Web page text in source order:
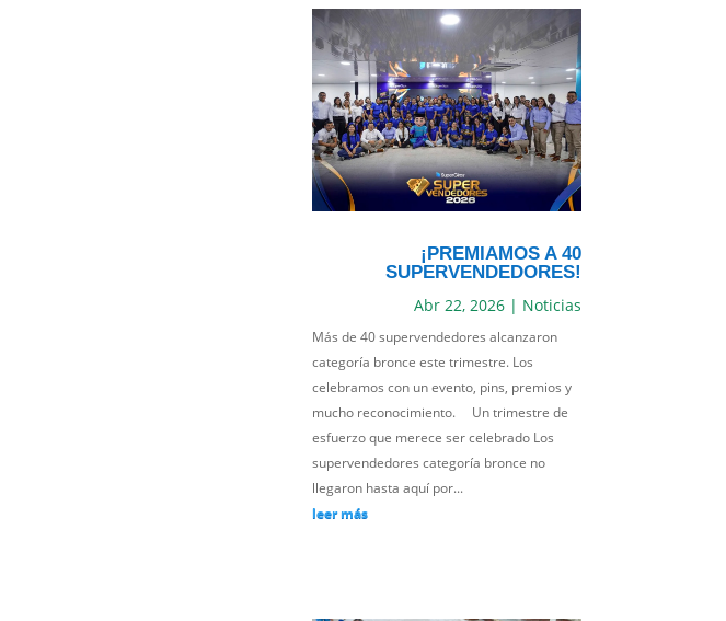
¡PREMIAMOS A 40
SUPERVENDEDORES!
Abr 22, 2026| Noticias
Más de 40 supervendedores alcanzaron
categoría bronce este trimestre. Los
celebramos con un evento, pins, premios y
mucho reconocimiento. Un trimestre de
esfuerzo que merece ser celebrado Los
supervendedores categoría bronce no
llegaron hasta aquí por...
leer más